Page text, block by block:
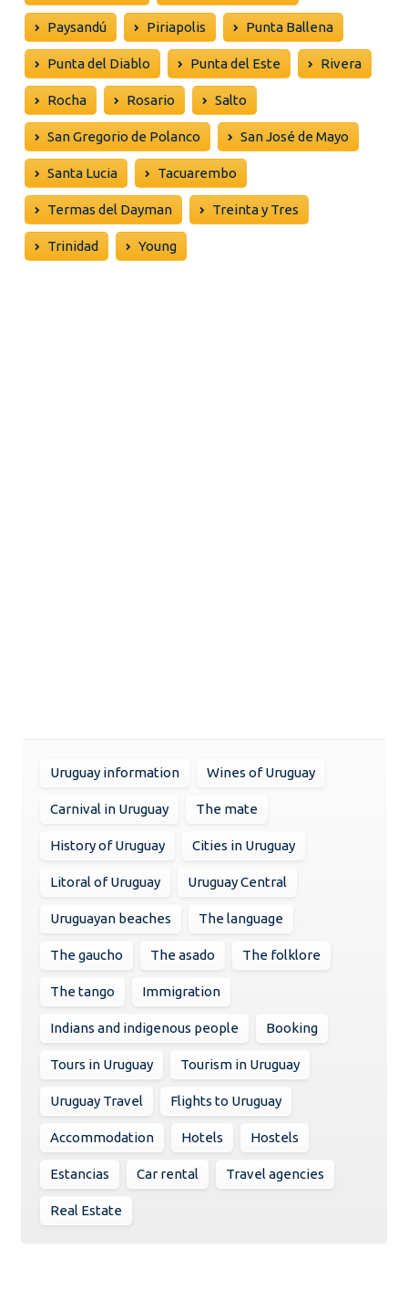
Paysandú Piriapolis Punta Ballena
Punta del Diablo Punta del Este Rivera
Rocha Rosario Salto
San Gregorio de Polanco San José de Mayo
Santa Lucia Tacuarembo
Termas del Dayman Treinta y Tres
Trinidad Young
Uruguay information Wines of Uruguay
Carnival in Uruguay The mate
History of Uruguay Cities in Uruguay
Litoral of Uruguay Uruguay Central
Uruguayan beaches The language
The gaucho The asado The folklore
The tango Immigration
Indians and indigenous people Booking
Tours in Uruguay Tourism in Uruguay
Uruguay Travel Flights to Uruguay
Accommodation Hotels Hostels
Estancias Car rental Travel agencies
Real Estate